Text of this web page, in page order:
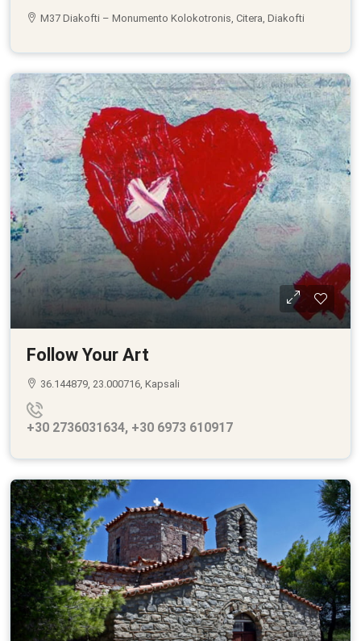
M37 Diakofti – Monumento Kolokotronis, Citera, Diakofti
Follow Your Art
36.144879, 23.000716, Kapsali
+30 2736031634, +30 6973 610917